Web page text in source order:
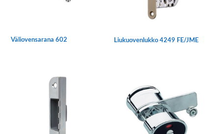
Väliovensarana 602 Liukuovenlukko 4249 FE/JME